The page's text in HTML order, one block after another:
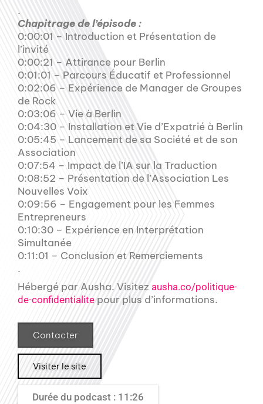
.
Chapitrage de l’épisode :
0:00:01 – Introduction et Présentation de
l’invité
0:00:21 – Attirance pour Berlin
0:01:01 – Parcours Éducatif et Professionnel
0:02:06 – Expérience de Manager de Groupes
de Rock
0:03:06 – Vie à Berlin
0:04:30 – Installation et Vie d’Expatrié à Berlin
0:05:45 – Lancement de sa Société et de son
Association
0:07:54 – Impact de l’IA sur la Traduction
0:08:52 – Présentation de l’Association Les
Nouvelles Voix
0:09:56 – Engagement pour les Femmes
Entrepreneurs
0:10:30 – Expérience en Interprétation
Simultanée
0:11:01 – Conclusion et Remerciements
.
Hébergé par Ausha. Visitez ausha.co/politique-
de-confidentialite pour plus d’informations.
Contacter
Visiter le site
Durée du podcast : 11:26